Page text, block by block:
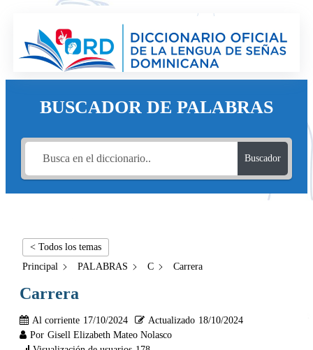
BUSCADOR DE PALABRAS
Buscador
< Todos los temas
Principal
PALABRAS C Carrera
Carrera
Al corriente 17/10/2024 Actualizado 18/10/2024
Por Gisell Elizabeth Mateo Nolasco